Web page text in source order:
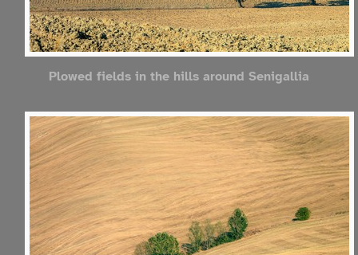
Plowed fields in the hills around Senigallia